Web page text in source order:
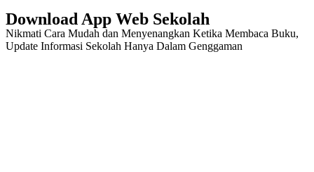
Download App Web Sekolah
Nikmati Cara Mudah dan Menyenangkan Ketika Membaca Buku,
Update Informasi Sekolah Hanya Dalam Genggaman